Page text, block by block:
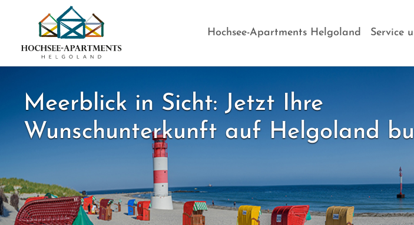
Skip to main content
Skip to page footer
Hochsee-Apartments Helgoland Service
Meerblick in Sicht: Jetzt Ihre
Wunschunterkunft auf Helgoland